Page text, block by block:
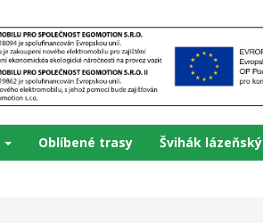
Oblíbené trasy Švihák lázeňský